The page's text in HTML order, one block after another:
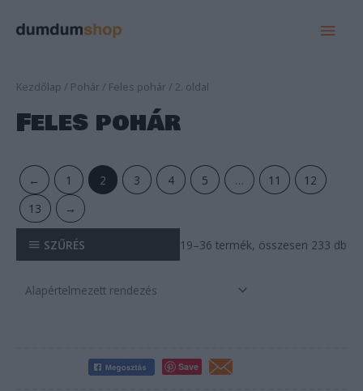
Kezdőlap / Pohár / Feles pohár / 2. oldal
Feles pohár
← 1 2 3 4 5 … 11
12
13
→
SZŰRÉS 19–36 termék, összesen 233 db
Save